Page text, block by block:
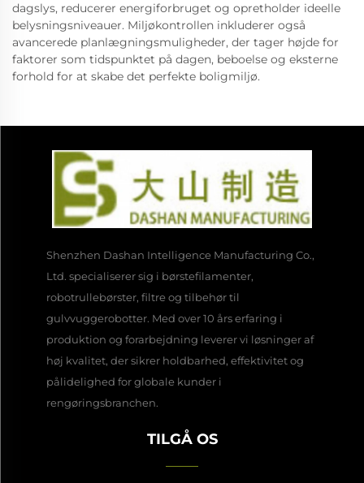
dagslys, reducerer energiforbruget og opretholder ideelle
belysningsniveauer. Miljøkontrollen inkluderer også
avancerede planlægningsmuligheder, der tager højde for
faktorer som tidspunktet på dagen, beboelse og eksterne
forhold for at skabe det perfekte boligmiljø.
Shenzhen Dashan Intelligence Manufacturing Co.,
Ltd. specialiserer sig i børstefilamenter,
robotrullebørster, filtre og tilbehør til
gulvvuggerobotter. Med over 10 års erfaring i
produktion og forarbejdning leverer vi løsninger af
høj kvalitet, der sikrer holdbarhed, effektivitet og
pålidelighed for globale kunder i
rengøringsbranchen.
TILGÅ OS